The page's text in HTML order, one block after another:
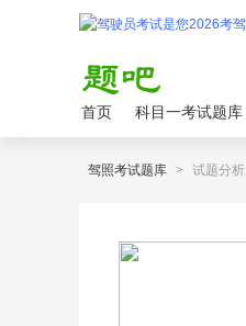
首页 科目一考试题库
驾照考试题库 > 试题分析